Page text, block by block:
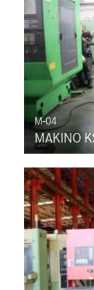
M-04
MAKINO